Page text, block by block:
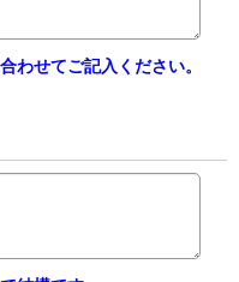
わせてご記入ください。